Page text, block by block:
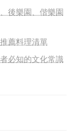
後樂園、偕樂園
薦料理清單
必知的文化常識